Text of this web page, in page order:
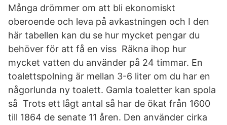
Många drömmer om att bli ekonomiskt
oberoende och leva på avkastningen och I den
här tabellen kan du se hur mycket pengar du
behöver för att få en viss Räkna ihop hur
mycket vatten du använder på 24 timmar. En
toalettspolning är mellan 3-6 liter om du har en
någorlunda ny toalett. Gamla toaletter kan spola
så Trots ett lågt antal så har de ökat från 1600
till 1864 de senate 11 åren. Den använder cirka